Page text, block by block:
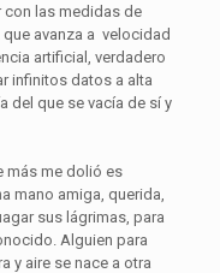
las medidas de
avanza a velocidad
artificial, verdadero
infinitos datos a alta
del que se vacía de sí y
más me dolió es
mano amiga, querida,
sus lágrimas, para
Alguien para
y aire se nace a otra